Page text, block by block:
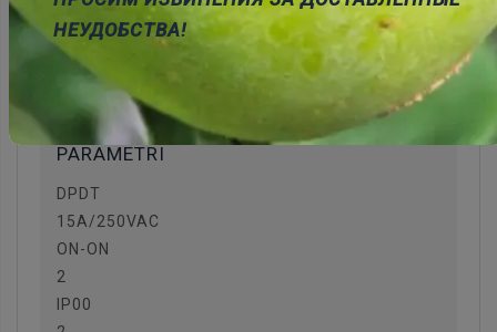
Electrical life 10000cycles
Body dimensions 29.5 x 14 x 15mm
Contact plating silver nickel alloy
Min. insulation resistance 1000MΩ
Associated items U851
PARAMETRI
DPDT
15A/250VAC
ON-ON
2
IP00
НЕУДОБСТВА!